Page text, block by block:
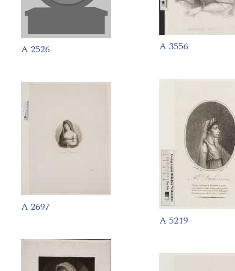
A 2526
A 2697
A 3556
A 5219